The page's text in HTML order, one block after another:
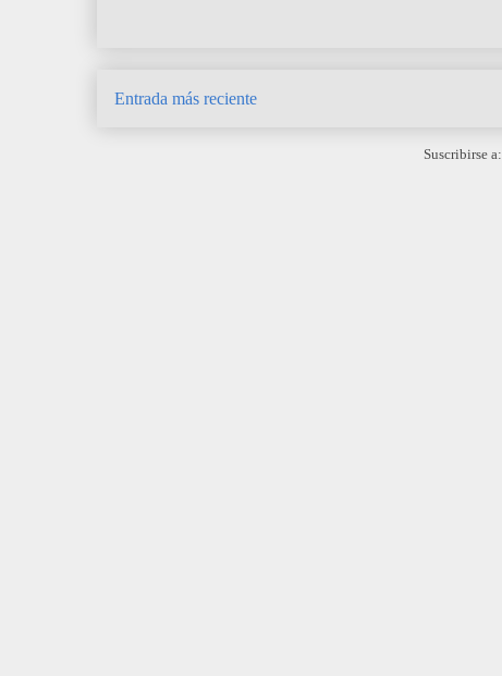
Entrada más reciente
Suscribirse a: